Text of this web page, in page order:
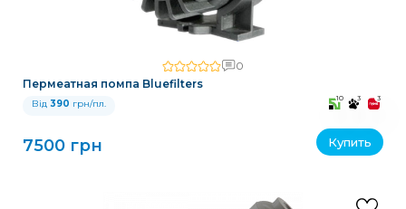
0
Пермеатная помпа Bluefilters
Від 390 грн/пл. 10 3 3
7500 грн Купить